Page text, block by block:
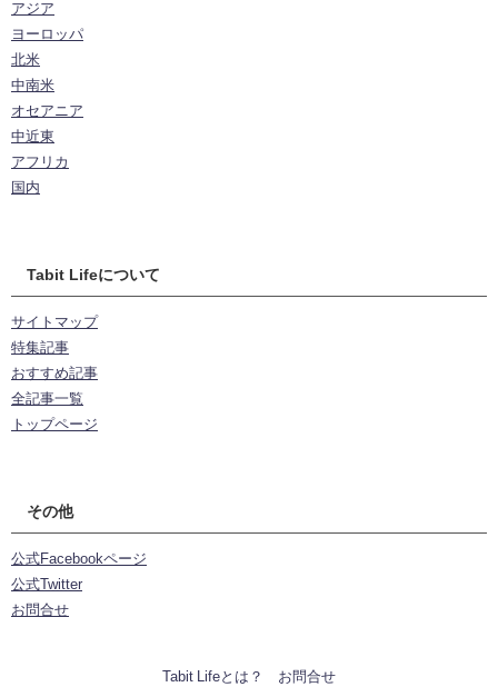
アジア
ヨーロッパ
北米
中南米
オセアニア
中近東
アフリカ
国内
Tabit Lifeについて
サイトマップ
特集記事
おすすめ記事
全記事一覧
トップページ
その他
公式Facebookページ
公式Twitter
お問合せ
Tabit Lifeとは？ お問合せ